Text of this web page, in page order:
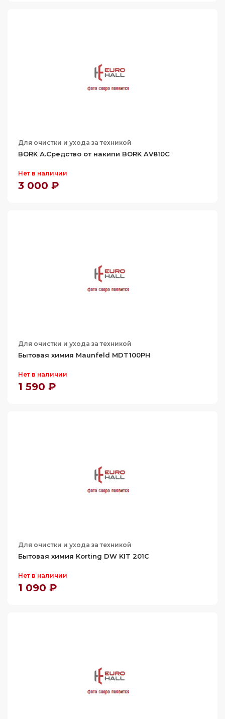
Для очистки и ухода за техникой
BORK А.Средство от накипи BORK AV810С
Нет в наличии
3 000 ₽
Для очистки и ухода за техникой
Бытовая химия Maunfeld MDT100PH
Нет в наличии
1 590 ₽
Для очистки и ухода за техникой
Бытовая химия Korting DW KIT 201C
Нет в наличии
1 090 ₽